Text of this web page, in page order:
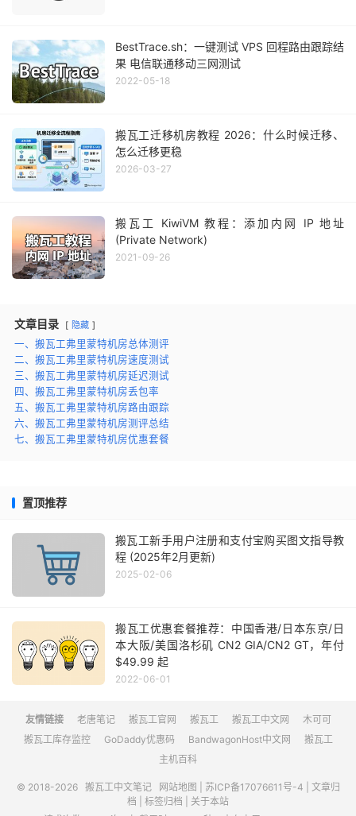
BestTrace.sh：一键测试 VPS 回程路由跟踪结
果 电信联通移动三网测试
2022-05-18
搬瓦工迁移机房教程 2026：什么时候迁移、
怎么迁移更稳
2026-03-27
搬瓦工 KiwiVM 教程：添加内网 IP 地址
(Private Network)
2021-09-26
文章目录 隐藏
一、搬瓦工弗里蒙特机房总体测评
二、搬瓦工弗里蒙特机房速度测试
三、搬瓦工弗里蒙特机房延迟测试
四、搬瓦工弗里蒙特机房丢包率
五、搬瓦工弗里蒙特机房路由跟踪
六、搬瓦工弗里蒙特机房测评总结
七、搬瓦工弗里蒙特机房优惠套餐
置顶推荐
搬瓦工新手用户注册和支付宝购买图文指导教
程 (2025年2月更新)
2025-02-06
搬瓦工优惠套餐推荐：中国香港/日本东京/日
本大阪/美国洛杉矶 CN2 GIA/CN2 GT，年付
$49.99 起
2022-06-01
友情链接 老唐笔记 搬瓦工官网 搬瓦工 搬瓦工中文网
木可可
搬瓦工库存监控
GoDaddy优惠码 BandwagonHost中文网
搬瓦工
主机百科
© 2018-2026 搬瓦工中文笔记 网站地图 苏ICP备17076611号-4
文章归
档
标签归档
关于本站